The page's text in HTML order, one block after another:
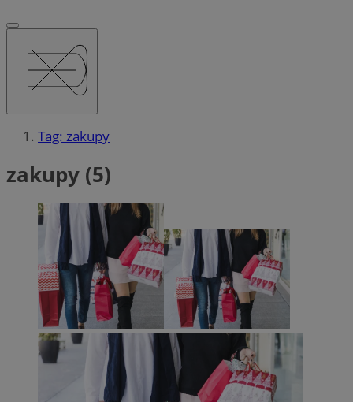
Tag: zakupy
zakupy (5)